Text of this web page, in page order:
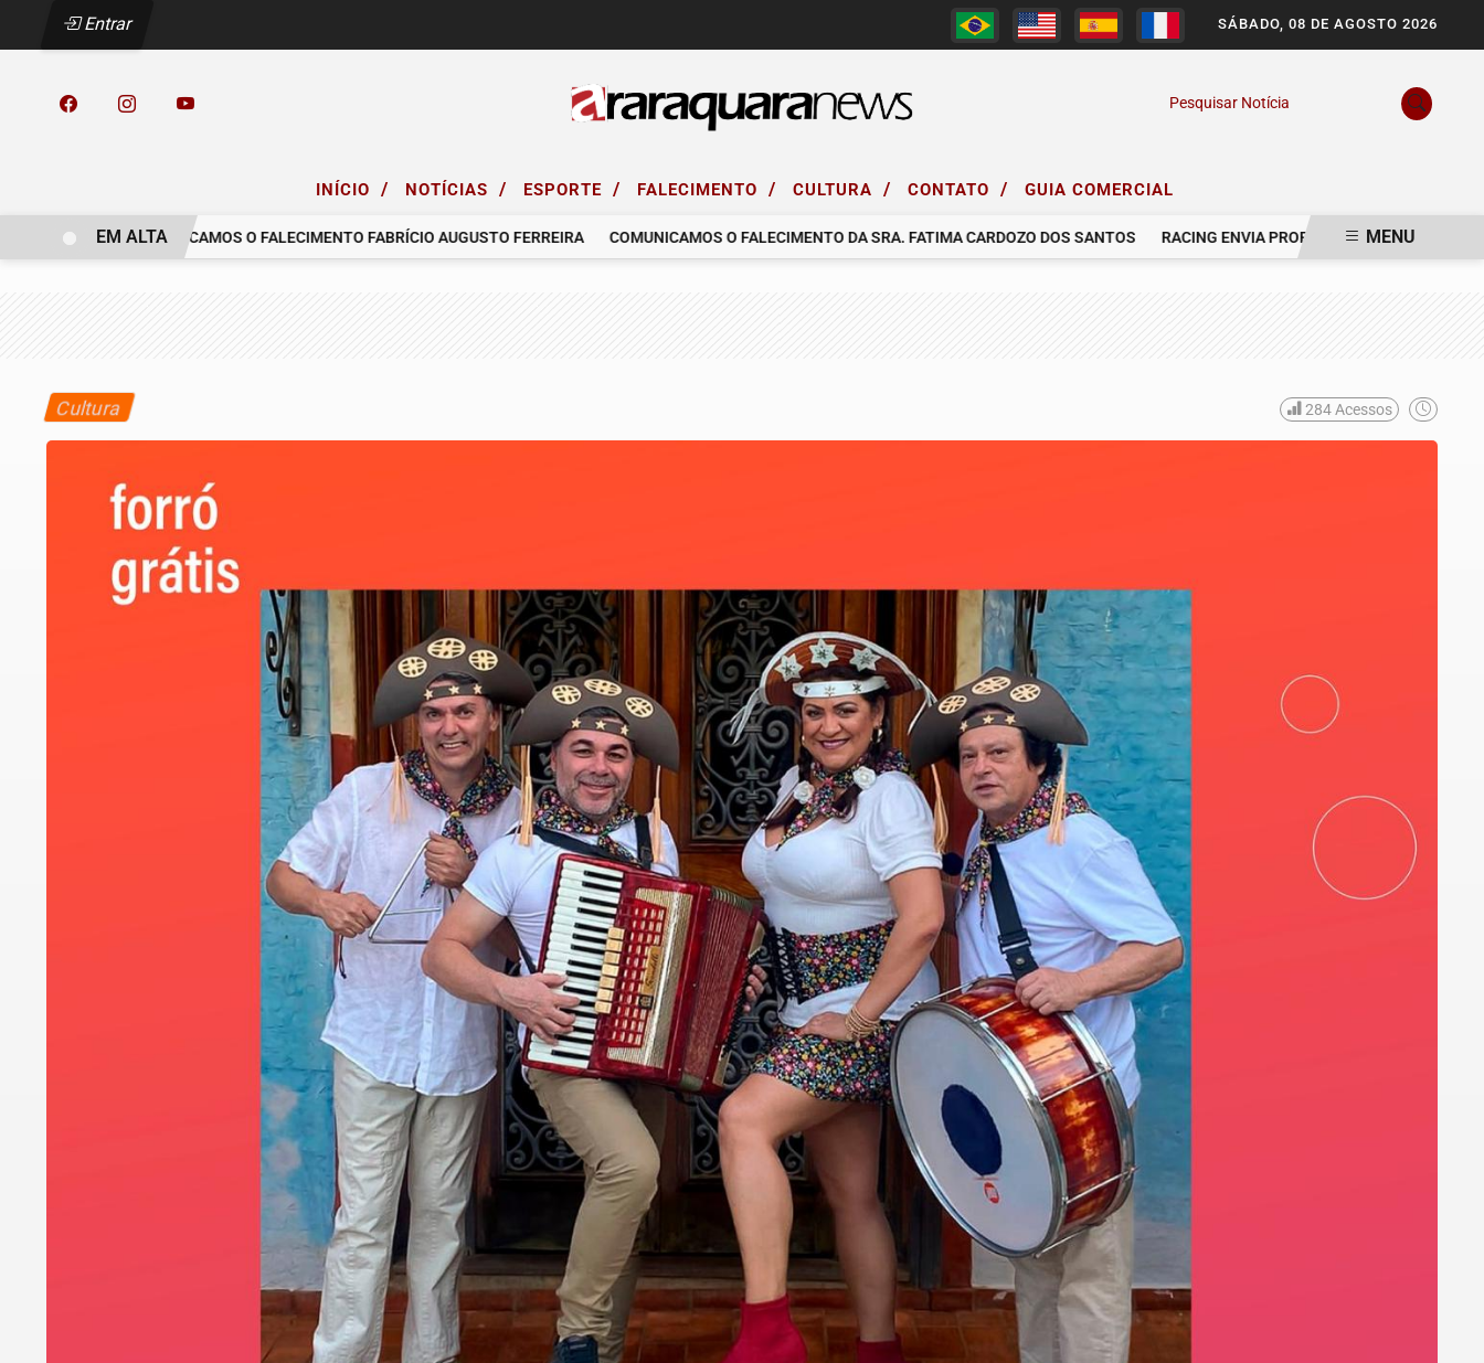
Entrar SÁBADO, 08 DE AGOSTO 2026
Pesquisar Notícia
INÍCIO / NOTÍCIAS / ESPORTE / FALECIMENTO / CULTURA / CONTATO / GUIA COMERCIAL
COMUNICAMOS O FALECIMENTO FABRÍCIO AUGUSTO FERREIRA COMUNICAMOS O FALECIMENTO DA SRA. FATIMA CARDOZO DOS SANTOS RACING ENVIA PROPOSTA AO GRÊMIO PARA
EM ALTA MENU
Cultura 284Acessos